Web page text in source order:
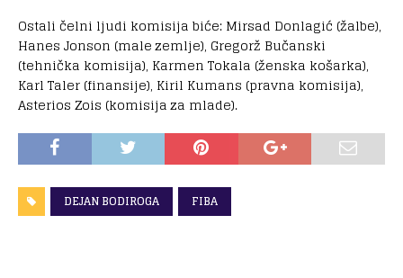
Ostali čelni ljudi komisija biće: Mirsad Donlagić (žalbe),
Hanes Jonson (male zemlje), Gregorž Bučanski
(tehnička komisija), Karmen Tokala (ženska košarka),
Karl Taler (finansije), Kiril Kumans (pravna komisija),
Asterios Zois (komisija za mlade).
DEJAN BODIROGA FIBA